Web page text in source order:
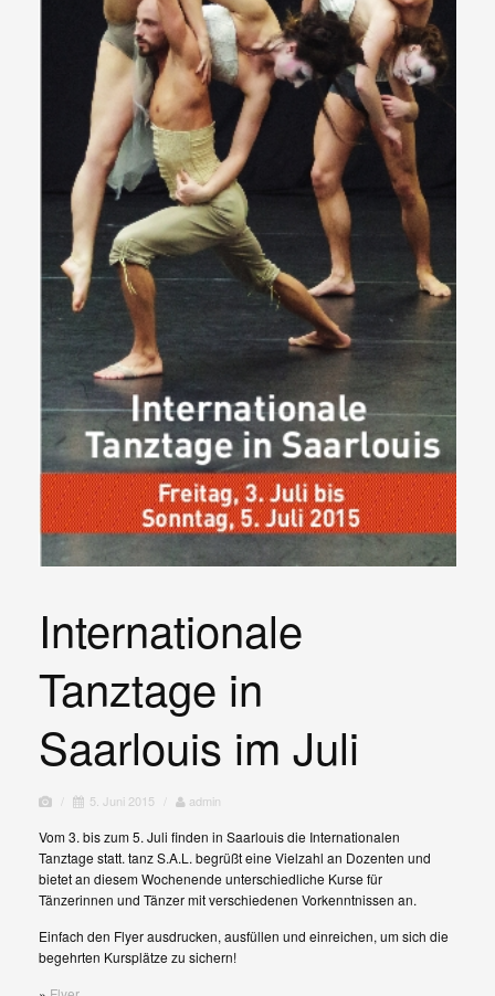
Internationale
Tanztage in
Saarlouis im Juli
5. Juni 2015 admin
Vom 3. bis zum 5. Juli finden in Saarlouis die Internationalen
Tanztage statt. tanz S.A.L. begrüßt eine Vielzahl an Dozenten und
bietet an diesem Wochenende unterschiedliche Kurse für
Tänzerinnen und Tänzer mit verschiedenen Vorkenntnissen an.
Einfach den Flyer ausdrucken, ausfüllen und einreichen, um sich die
begehrten Kursplätze zu sichern!